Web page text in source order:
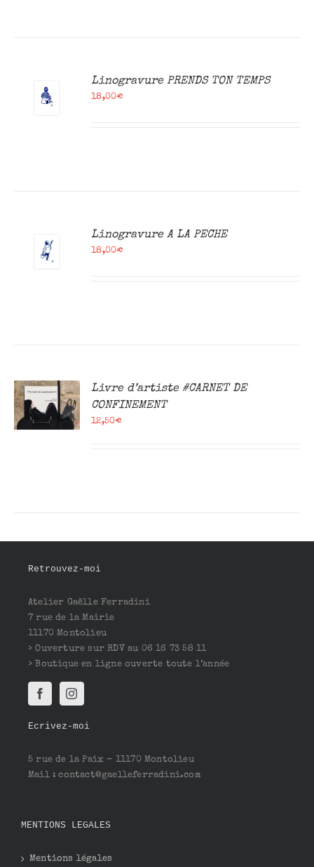
Linogravure PRENDS TON TEMPS
18,00€
Linogravure A LA PECHE
18,00€
Livre d’artiste #CARNET DE
CONFINEMENT
12,50€
Retrouvez-moi
Atelier Gaëlle Ferradini
7 rue de la Mairie
11170 Montolieu
> Ouverture sur RDV au 06 16 73 58 11
> Boutique en ligne ouverte toute l’année
Ecrivez-moi
5 rue de la Paix – 11170 Montolieu
Mail : contact@gaelleferradini.com
MENTIONS LEGALES
Mentions légales